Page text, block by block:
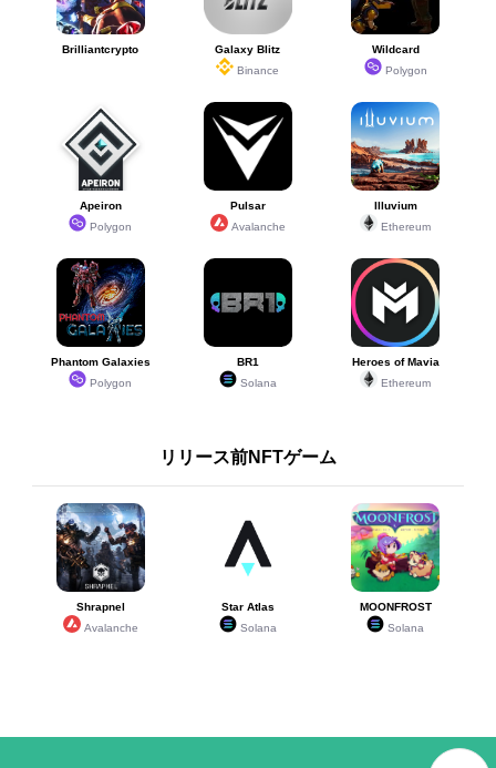
Brilliantcrypto
Galaxy Blitz
Binance
Wildcard
Polygon
Apeiron
Polygon
Pulsar
Avalanche
Illuvium
Ethereum
Phantom Galaxies
Polygon
BR1
Solana
Heroes of Mavia
Ethereum
リリース前NFTゲーム
Shrapnel
Avalanche
Star Atlas
Solana
MOONFROST
Solana